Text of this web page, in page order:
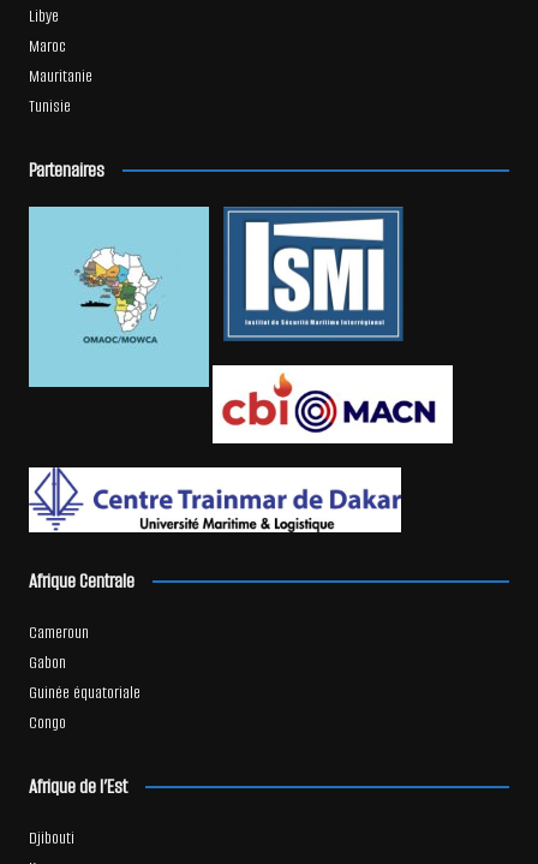
Libye
Maroc
Mauritanie
Tunisie
Partenaires
Afrique Centrale
Cameroun
Gabon
Guinée équatoriale
Congo
Afrique de l’Est
Djibouti